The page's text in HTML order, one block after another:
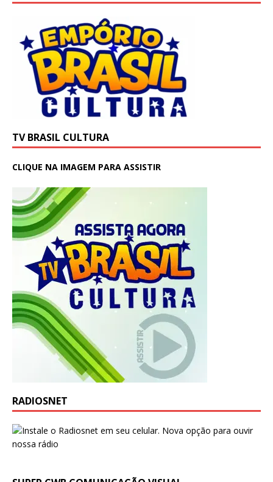
TV BRASIL CULTURA
CLIQUE NA IMAGEM PARA ASSISTIR
RADIOSNET